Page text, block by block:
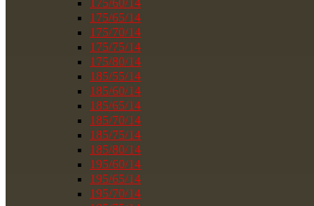
175/60/14
175/65/14
175/70/14
175/75/14
175/80/14
185/55/14
185/60/14
185/65/14
185/70/14
185/75/14
185/80/14
195/60/14
195/65/14
195/70/14